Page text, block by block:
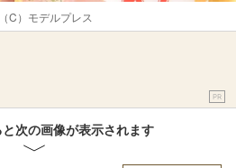
C）モデルプレス
PR
次の画像が表示されます